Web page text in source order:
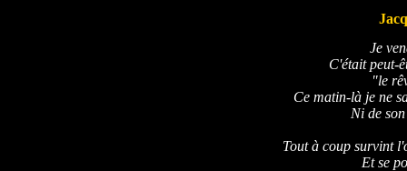
Je
C'était peut-
"le
Ce matin-là je ne
Ni de
Tout à coup survint
Et se